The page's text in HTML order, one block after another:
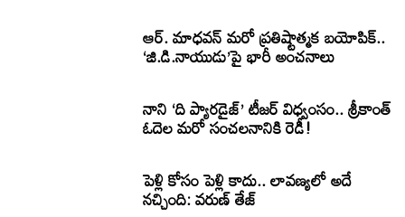
ఆర్. మాధవన్ మరో ప్రతిష్టాత్మక బయోపిక్..
‘జి.డి.నాయుడు’పై భారీ అంచనాలు
నాని ‘ది ప్యారడైజ్’ టీజర్ విధ్వంసం.. శ్రీకాంత్
ఓదెల మరో సంచలనానికి రెడీ!
పెళ్లి కోసం పెళ్లి కాదు.. లావణ్యలో అదే
నచ్చింది: వరుణ్ తేజ్